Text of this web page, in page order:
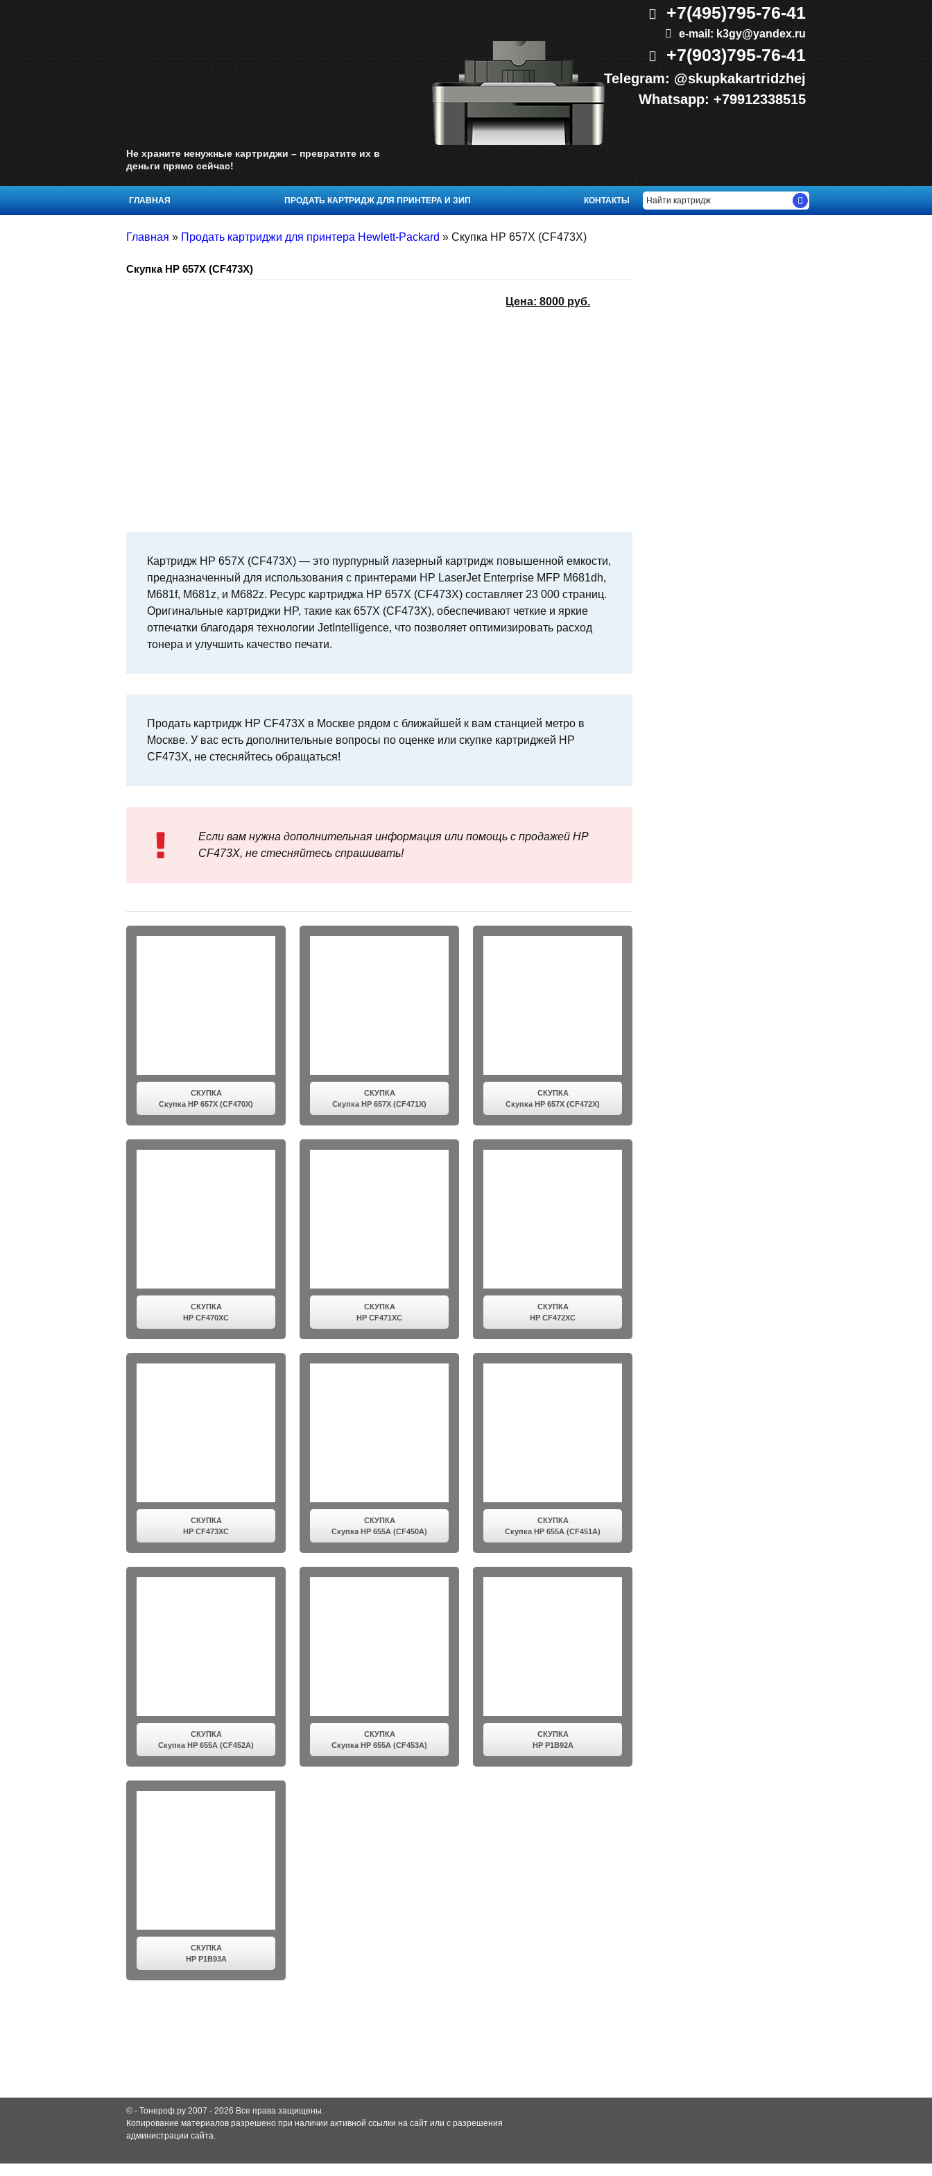
Не храните ненужные картриджи – превратите их в
деньги прямо сейчас!
+7(495)795-76-41
e-mail: k3gy@yandex.ru
+7(903)795-76-41
Telegram: @skupkakartridzhej
Whatsapp: +79912338515
ГЛАВНАЯ ПРОДАТЬ КАРТРИДЖ ДЛЯ ПРИНТЕРА И ЗИП КОНТАКТЫ
Главная » Продать картриджи для принтера Hewlett-Packard » Скупка HP 657X (CF473X)
Скупка HP 657X (CF473X)
Цена:8000 руб.
Картридж HP 657X (CF473X) — это пурпурный лазерный картридж повышенной емкости,
предназначенный для использования с принтерами HP LaserJet Enterprise MFP M681dh,
M681f, M681z, и M682z. Ресурс картриджа HP 657X (CF473X) составляет 23 000 страниц.
Оригинальные картриджи HP, такие как 657X (CF473X), обеспечивают четкие и яркие
отпечатки благодаря технологии JetIntelligence, что позволяет оптимизировать расход
тонера и улучшить качество печати.
Продать картридж HP CF473X в Москве рядом с ближайшей к вам станцией метро в
Москве. У вас есть дополнительные вопросы по оценке или скупке картриджей HP
CF473X, не стесняйтесь обращаться!
Если вам нужна дополнительная информация или помощь с продажей HP
CF473X, не стесняйтесь спрашивать!
СКУПКА
Скупка HP 657X (CF470X)
СКУПКА
Скупка HP 657X (CF471X)
СКУПКА
Скупка HP 657X (CF472X)
СКУПКА
HP CF470XC
СКУПКА
HP CF471XC
СКУПКА
HP CF472XC
СКУПКА
HP CF473XC
СКУПКА
Скупка HP 655A (CF450A)
СКУПКА
Скупка HP 655A (CF451A)
СКУПКА
Скупка HP 655A (CF452A)
СКУПКА
Скупка HP 655A (CF453A)
СКУПКА
HP P1B92A
СКУПКА
HP P1B93A
© - Тонероф.ру 2007 - 2026 Все права защищены.
Копирование материалов разрешено при наличии активной ссылки на сайт или с разрешения
администрации сайта.